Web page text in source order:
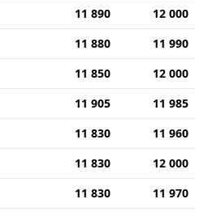
11 890
12 000
11 880
11 990
11 850
12 000
11 905
11 985
11 830
11 960
11 830
12 000
11 830
11 970